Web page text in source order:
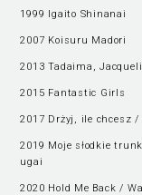
1999 Igaito Shinanai
2007 Koisuru Madori
2013 Tadaima,
2015 Fantastic Girls
2017 Drżyj, ile chcesz
2019 Moje słodkie
ugai
2020 Hold Me Back /